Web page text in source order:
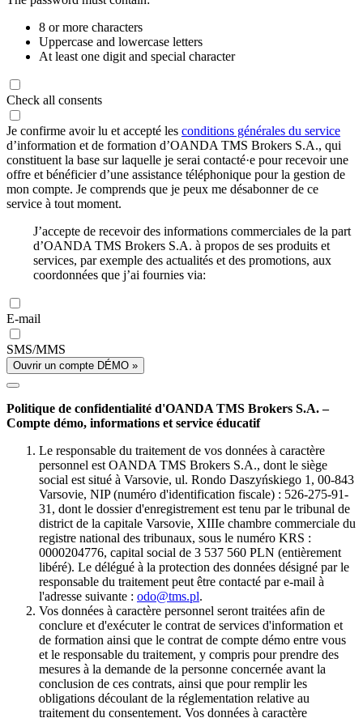
8 or more characters
Uppercase and lowercase letters
At least one digit and special character
Check all consents
Je confirme avoir lu et accepté les conditions générales du service
d’information et de formation d’OANDA TMS Brokers S.A., qui
constituent la base sur laquelle je serai contacté·e pour recevoir une
offre et bénéficier d’une assistance téléphonique pour la gestion de
mon compte. Je comprends que je peux me désabonner de ce
service à tout moment.
J’accepte de recevoir des informations commerciales de la part
d’OANDA TMS Brokers S.A. à propos de ses produits et
services, par exemple des actualités et des promotions, aux
coordonnées que j’ai fournies via:
E-mail
SMS/MMS
Ouvrir un compte DÉMO »
Politique de confidentialité d'OANDA TMS Brokers S.A. –
Compte démo, informations et service éducatif
Le responsable du traitement de vos données à caractère
personnel est OANDA TMS Brokers S.A., dont le siège
social est situé à Varsovie, ul. Rondo Daszyńskiego 1, 00-843
Varsovie, NIP (numéro d'identification fiscale) : 526-275-91-
31, dont le dossier d'enregistrement est tenu par le tribunal de
district de la capitale Varsovie, XIIIe chambre commerciale du
registre national des tribunaux, sous le numéro KRS :
0000204776, capital social de 3 537 560 PLN (entièrement
libéré). Le délégué à la protection des données désigné par le
responsable du traitement peut être contacté par e-mail à
l'adresse suivante : odo@tms.pl.
Vos données à caractère personnel seront traitées afin de
conclure et d'exécuter le contrat de services d'information et
de formation ainsi que le contrat de compte démo entre vous
et le responsable du traitement, y compris pour prendre des
mesures à la demande de la personne concernée avant la
conclusion de ces contrats, ainsi que pour remplir les
obligations découlant de la réglementation relative au
traitement du consentement. Vos données à caractère